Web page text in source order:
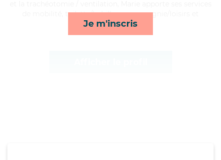
Je m'inscris
de mobilité, toilette/habillage, compagnie/loisirs et
courses/livraison*